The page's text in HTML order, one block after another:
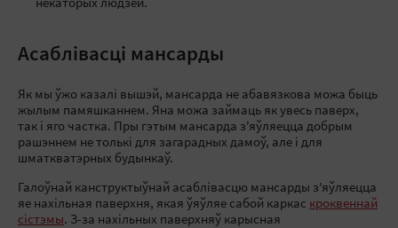
некаторых людзей.
Асаблівасці мансарды
Як мы ўжо казалі вышэй, мансарда не абавязкова можа быць
жылым памяшканнем. Яна можа займаць як увесь паверх,
так і яго частка. Пры гэтым мансарда з'яўляецца добрым
рашэннем не толькі для загарадных дамоў, але і для
шматкватэрных будынкаў.
Галоўнай канструктыўнай асаблівасцю мансарды з'яўляецца
яе нахільная паверхня, якая ўяўляе сабой каркас кроквеннай
сістэмы. З-за нахільных паверхняў карысная